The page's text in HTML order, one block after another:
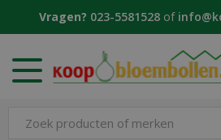
Vragen? 023-5581528 of